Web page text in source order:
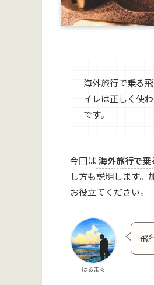
海外旅行で乗る
イレは正しく使
です。
今回は 海外旅行で
し方も説明します。
お役立てください。
はるまる
飛